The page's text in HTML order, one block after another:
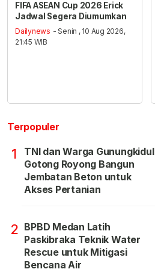
FIFA ASEAN Cup 2026 Erick
Jadwal Segera Diumumkan
Dailynews - Senin , 10 Aug 2026,
21:45 WIB
Terpopuler
1
TNI dan Warga Gunungkidul
Gotong Royong Bangun
Jembatan Beton untuk
Akses Pertanian
2 BPBD Medan Latih
Paskibraka Teknik Water
Rescue untuk Mitigasi
Bencana Air